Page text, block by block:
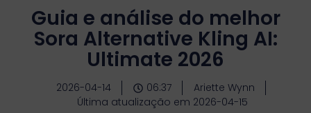
Guia e análise do melhor
Sora Alternative Kling AI:
Ultimate 2026
2026-04-14 06:37
Ariette Wynn
Última atualização em 2026-04-15